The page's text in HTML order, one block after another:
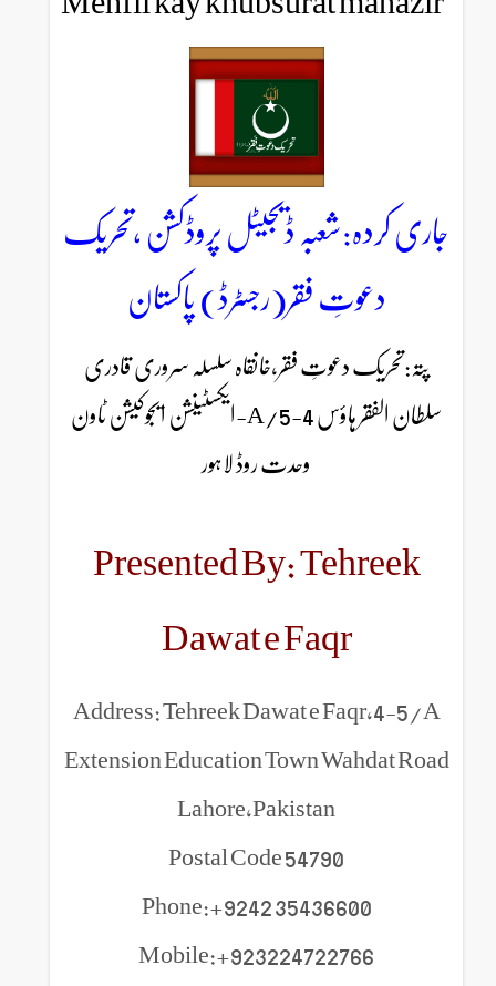
ڈیجیٹل پروڈکشن ،تحریک
فقر(رجسٹرڈ) پاکستان
فقر،خانقاہ سلسلہ سروری قادری
سلطان الفقر ہاؤس 4-5/A-ایکسٹینشن ایجوکیشن ٹاون
Presented By:
Dawat e
Address: Tehreek Dawat e
Extension Education Town
Lahore,Pakistan
Postal Code 54790
Phone:+9242